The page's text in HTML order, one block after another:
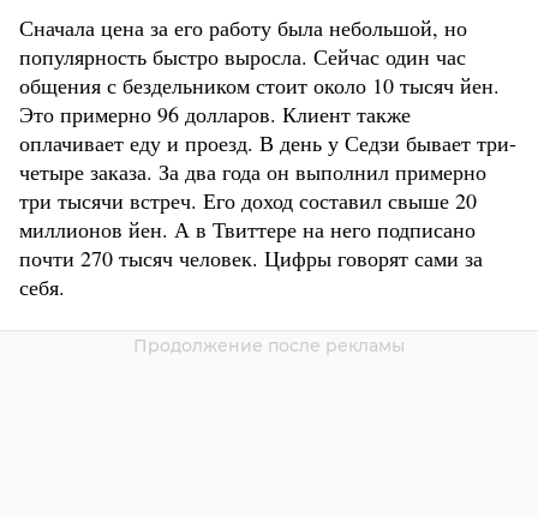
Сначала цена за его работу была небольшой, но
популярность быстро выросла. Сейчас один час
общения с бездельником стоит около 10 тысяч йен.
Это примерно 96 долларов. Клиент также
оплачивает еду и проезд. В день у Седзи бывает три-
четыре заказа. За два года он выполнил примерно
три тысячи встреч. Его доход составил свыше 20
миллионов йен. А в Твиттере на него подписано
почти 270 тысяч человек. Цифры говорят сами за
себя.